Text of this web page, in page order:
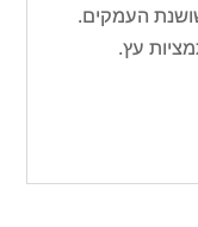
העמקים.
עץ.